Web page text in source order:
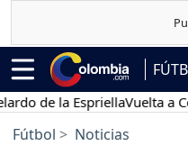
de la EspriellaVuelta a
Fútbol Noticias